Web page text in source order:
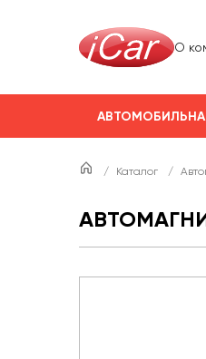
О
/ Каталог /